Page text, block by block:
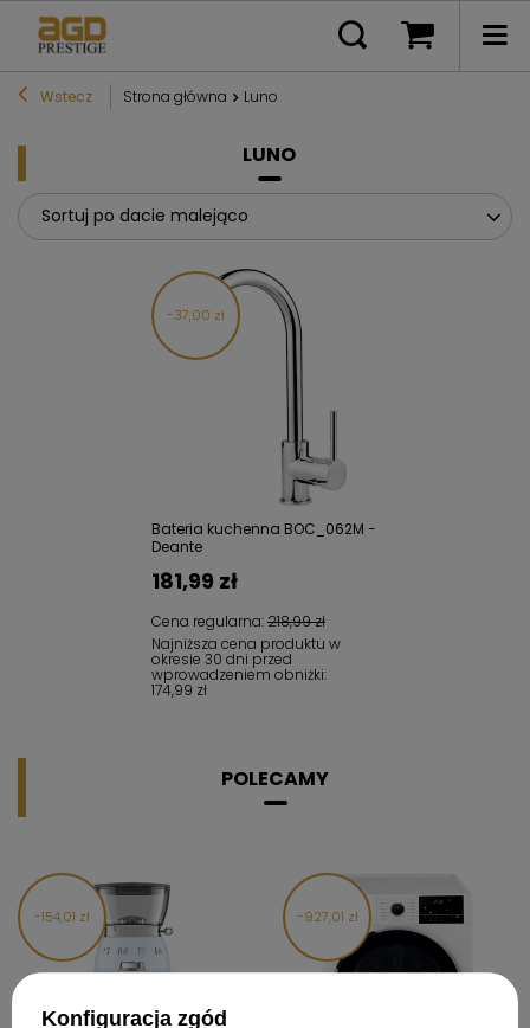
Wstecz Strona główna Luno
LUNO
Sortuj po dacie malejąco
37,00 zł
Bateria kuchenna BOC_062M -
Deante
Cena regularna:218,99 zł
181,99 zł
Najniższa cena produktu w
okresie 30 dni przed
wprowadzeniem obniżki:
174,99 zł
POLECAMY
154,01 zł 927,01 zł
Konfiguracja zgód